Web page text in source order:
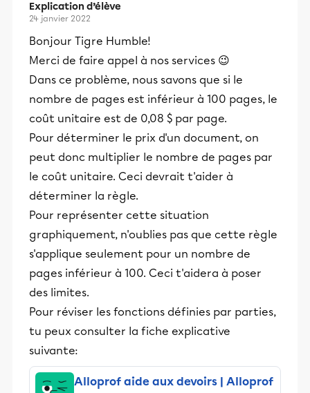
Explication d’élève
24 janvier 2022
Bonjour Tigre Humble!
Merci de faire appel à nos services 😉
Dans ce problème, nous savons que si le
nombre de pages est inférieur à 100 pages, le
coût unitaire est de 0,08 $ par page.
Pour déterminer le prix d'un document, on
peut donc multiplier le nombre de pages par
le coût unitaire. Ceci devrait t'aider à
déterminer la règle.
Pour représenter cette situation
graphiquement, n'oublies pas que cette règle
s'applique seulement pour un nombre de
pages inférieur à 100. Ceci t'aidera à poser
des limites.
Pour réviser les fonctions définies par parties,
tu peux consulter la fiche explicative
suivante:
Alloprof aide aux devoirs | Alloprof